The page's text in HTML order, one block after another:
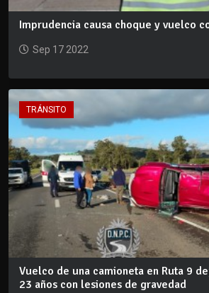
Imprudencia causa choque y vuelco
Sep 17 2022
TRÁNSITO
Vuelco de una camioneta en Ruta 9
23 años con lesiones de gravedad